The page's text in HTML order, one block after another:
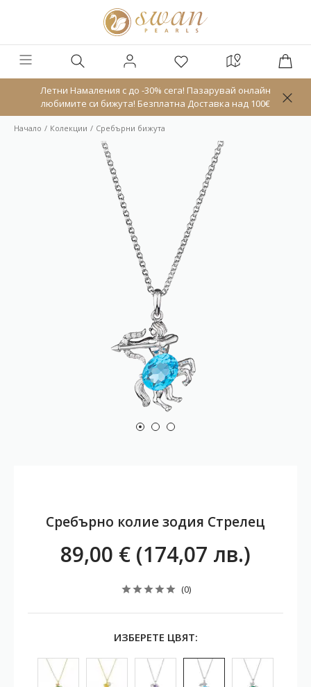
Летни Намаления с до -30% сега! Пазарувай онлайн
любимите си бижута! Безплатна Доставка над 100€
Начало Колекции Сребърни бижута
Сребърно колие зодия Стрелец
89,00 € (174,07 лв.)
(0)
ИЗБЕРЕТЕ ЦВЯТ: